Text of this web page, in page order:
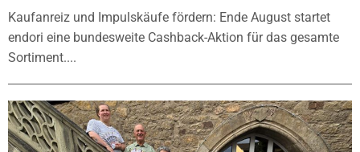
Kaufanreiz und Impulskäufe fördern: Ende August startet
endori eine bundesweite Cashback-Aktion für das gesamte
Sortiment....